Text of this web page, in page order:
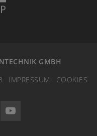
GMBH
IMPRESSUM COOKIES